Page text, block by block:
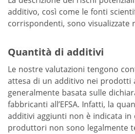
additivo, così come le fonti
corrispondenti, sono visualizzate
Quantità di additivi
Le nostre valutazioni tengono
attesa di un additivo nei prodotti
generalmente basata sulle
fabbricanti all’EFSA. Infatti, la
additivi aggiunti non è indicata in
produttori non sono legalmente